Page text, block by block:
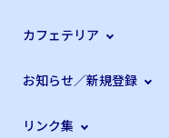
カフェテリア
お知らせ／新規登録
リンク集